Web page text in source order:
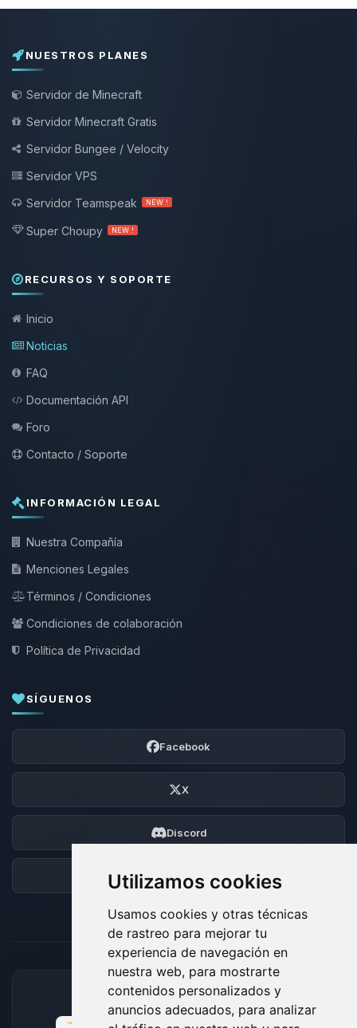
Utilizamos cookies
Usamos cookies y otras técnicas
de rastreo para mejorar tu
experiencia de navegación en
nuestra web, para mostrarte
contenidos personalizados y
anuncios adecuados, para analizar
NUESTROS PLANES
Servidor de Minecraft
Servidor Minecraft Gratis
Servidor Bungee / Velocity
Servidor VPS
Servidor Teamspeak
NEW !
Super Choupy NEW !
RECURSOS Y SOPORTE
Inicio
Noticias
FAQ
Documentación API
Foro
Contacto / Soporte
INFORMACIÓN LEGAL
Nuestra Compañía
Menciones Legales
Términos / Condiciones
Condiciones de colaboración
Política de Privacidad
SÍGUENOS
Facebook
X
Discord
Foro
MÉTODOS DE PAGO ACEPTADOS